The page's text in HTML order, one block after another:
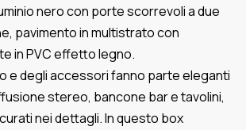
nero con porte scorrevoli a due
pavimento in multistrato con
in PVC effetto legno.
e degli accessori fanno parte eleganti
stereo, bancone bar e tavolini,
nei dettagli. In questo box